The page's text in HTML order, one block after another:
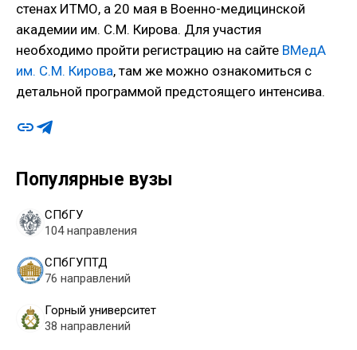
Популярные вузы
СПбГУ
104 направления
СПбГУПТД
76 направлений
Горный университет
38 направлений
стенах ИТМО, а 20 мая в Военно-медицинской
академии им. С.М. Кирова. Для участия
необходимо пройти регистрацию на сайте ВМедА
им. С.М. Кирова, там же можно ознакомиться с
детальной программой предстоящего интенсива.